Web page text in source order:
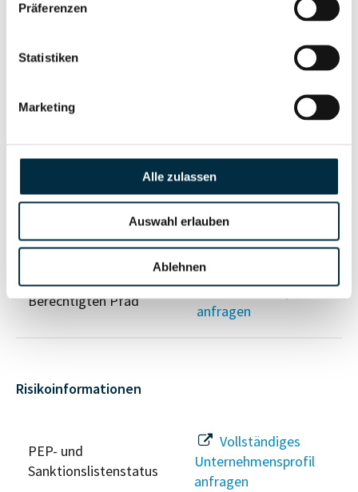
Präferenzen
Statistiken
Marketing
Alle zulassen
Auswahl erlauben
Ablehnen
Gesellschafterstruktur
Unternehmensprofil
Unternehmensnetzwerk
Unternehmensprofil
anfragen
Wirtschaftlich
Berechtigten Pfad
Unternehmensprofil
anfragen
Risikoinformationen
PEP- und
Sanktionslistenstatus
Vollständiges
Unternehmensprofil
anfragen